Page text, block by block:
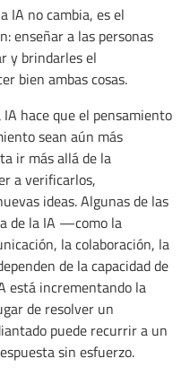
IA no cambia, es el
enseñar a las personas
y brindarles el
bien ambas cosas.
hace que el pensamiento
sean aún más
ir más allá de la
a verificarlos,
ideas. Algunas de las
de la IA —como la
la colaboración, la
de la capacidad de
está incrementando la
de resolver un
puede recurrir a un
sin esfuerzo.